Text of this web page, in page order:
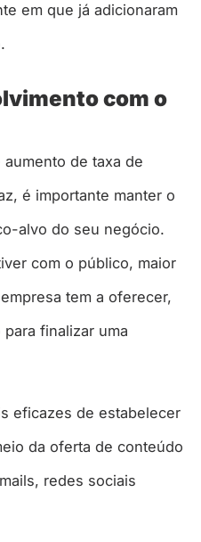
em que já adicionaram
com o
aumento de taxa de
é importante manter o
alvo do seu negócio.
com o público, maior
tem a oferecer,
finalizar uma
eficazes de estabelecer
da oferta de conteúdo
redes sociais